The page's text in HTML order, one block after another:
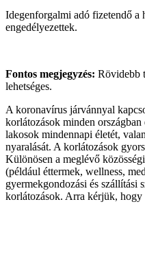
Idegenforgalmi adó fizetendő a
engedélyezettek.
Fontos megjegyzés: Rövidebb
lehetséges.
A koronavírus járvánnyal
korlátozások minden
lakosok mindennapi életét,
nyaralását. A korlátozások
Különösen a meglévő
(például éttermek, wellness,
gyermekgondozási és szállítási
korlátozások. Arra kérjük,